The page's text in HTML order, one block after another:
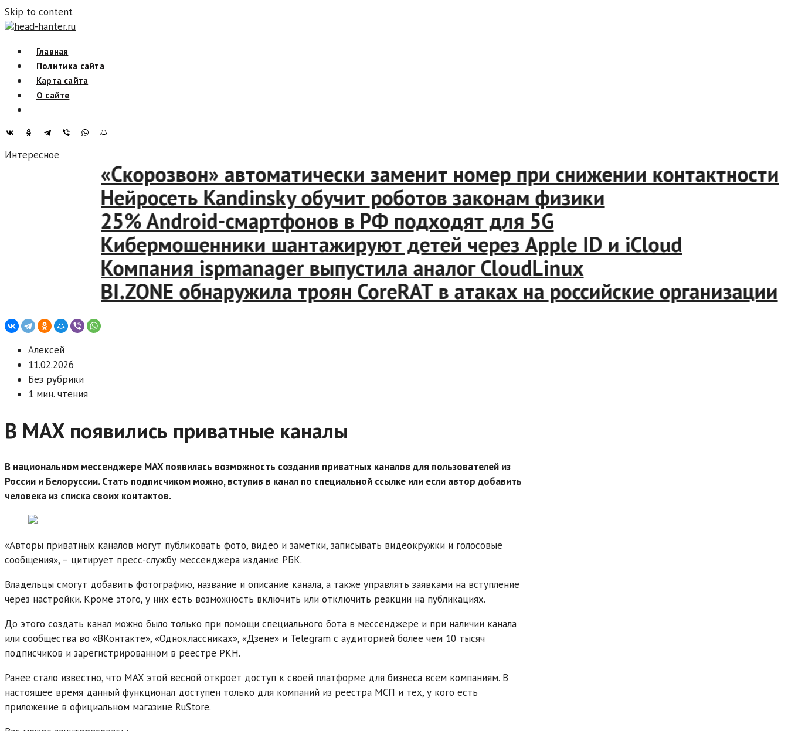
Skip to content
head-hanter.ru
Главная
Политика сайта
Карта сайта
О сайте
Интересное
«Скорозвон» автоматически заменит номер при снижении контактности
Нейросеть Kandinsky обучит роботов законам физики
25% Android-смартфонов в РФ подходят для 5G
Кибермошенники шантажируют детей через Apple ID и iCloud
Компания ispmanager выпустила аналог CloudLinux
BI.ZONE обнаружила троян CoreRAT в атаках на российские организации
Алексей
11.02.2026
Без рубрики
1 мин. чтения
В MAX появились приватные каналы
В национальном мессенджере MAX появилась возможность создания приватных каналов для пользователей из
России и Белоруссии. Стать подписчиком можно, вступив в канал по специальной ссылке или если автор добавить
человека из списка своих контактов.
«Авторы приватных каналов могут публиковать фото, видео и заметки, записывать видеокружки и голосовые
сообщения», – цитирует пресс-службу мессенджера издание РБК.
Владельцы смогут добавить фотографию, название и описание канала, а также управлять заявками на вступление
через настройки. Кроме этого, у них есть возможность включить или отключить реакции на публикациях.
До этого создать канал можно было только при помощи специального бота в мессенджере и при наличии канала
или сообщества во «ВКонтакте», «Одноклассниках», «Дзене» и Telegram с аудиторией более чем 10 тысяч
подписчиков и зарегистрированном в реестре РКН.
Ранее стало известно, что MAX этой весной откроет доступ к своей платформе для бизнеса всем компаниям. В
настоящее время данный функционал доступен только для компаний из реестра МСП и тех, у кого есть
приложение в официальном магазине RuStore.